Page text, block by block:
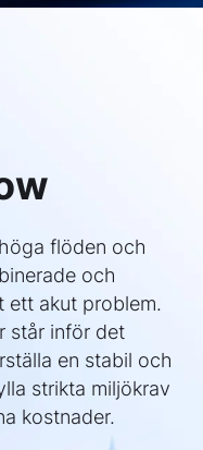
flöden och
och
ett akut problem.
står inför det
en stabil och
strikta miljökrav
kostnader.